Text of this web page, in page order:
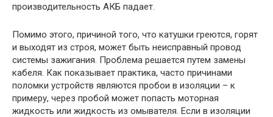
производительность АКБ падает.
Помимо этого, причиной того, что катушки греются, горят
и выходят из строя, может быть неисправный провод
системы зажигания. Проблема решается путем замены
кабеля. Как показывает практика, часто причинами
поломки устройств являются пробои в изоляции – к
примеру, через пробой может попасть моторная
жидкость или жидкость из омывателя. Если в изоляции